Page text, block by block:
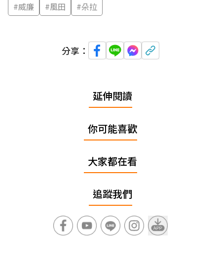
#威廉 #風田 #朵拉
分享：
延伸閱讀
你可能喜歡
大家都在看
追蹤我們